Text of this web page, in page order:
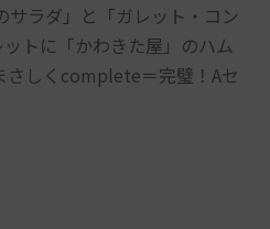
ラダ」と「ガレット・コン
トに「かわきた屋」のハム
さしくcomplete＝完璧！Aセ